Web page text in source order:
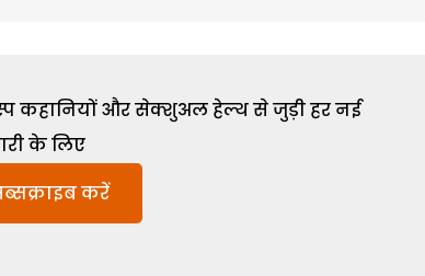
कहानियों और सेक्शुअल हेल्थ से जुड़ी हर नई
के लिए
करें